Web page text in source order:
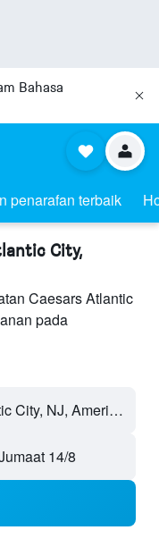
Bahasa
penarafan terbaik
City,
Caesars Atlantic
pada
Caesars Atlantic City - Atlantic City, NJ, Amerika Syarikat
14/8